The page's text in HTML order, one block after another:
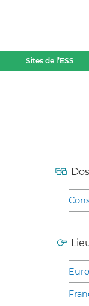
Sites de l’ESS